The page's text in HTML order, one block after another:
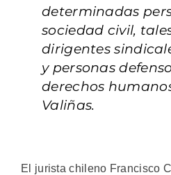
determinadas
sociedad civil,
dirigentes
y personas
derechos
Valiñas.
El jurista chileno Francisco